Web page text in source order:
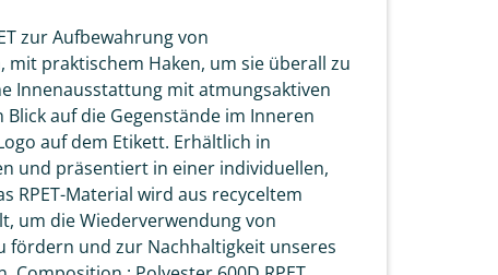
zur Aufbewahrung von
mit praktischem Haken, um sie überall zu
Innenausstattung mit atmungsaktiven
Blick auf die Gegenstände im Inneren
auf dem Etikett. Erhältlich in
und präsentiert in einer individuellen,
RPET-Material wird aus recyceltem
um die Wiederverwendung von
fördern und zur Nachhaltigkeit unseres